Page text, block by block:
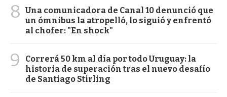
8 Una comunicadora de Canal 10 denunció que
un ómnibus la atropelló, lo siguió y enfrentó
al chofer: "En shock"
9
Correrá 50 km al día por todo Uruguay: la
historia de superación tras el nuevo desafío
de Santiago Stirling